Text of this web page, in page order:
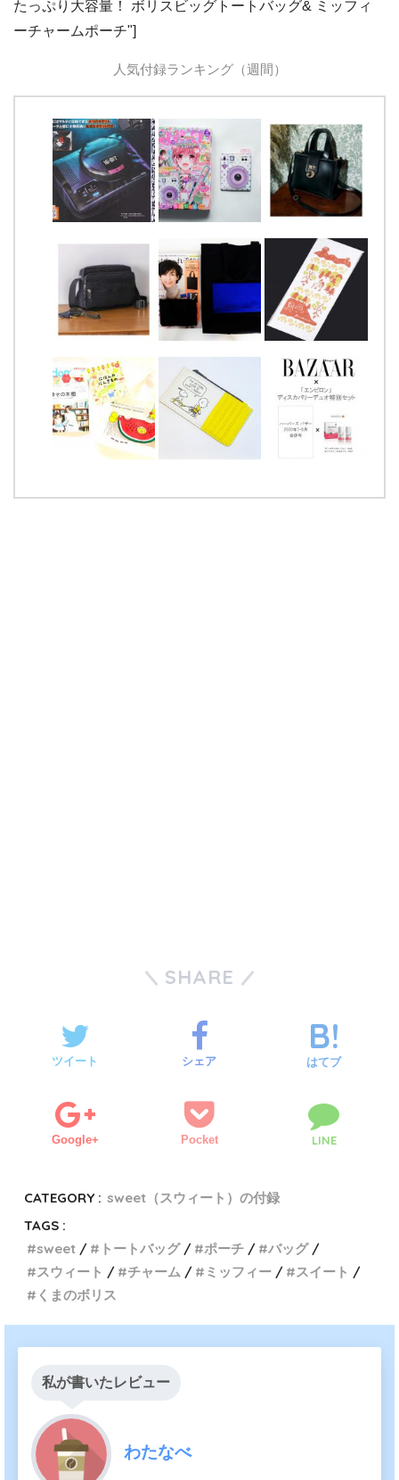
たっぷり大容量！ ボリスビッグトートバッグ& ミッフィ
ーチャームポーチ"]
人気付録ランキング（週間）
SHARE
ツイート シェア はてブ
Google+ Pocket LINE
CATEGORY : sweet（スウィート）の付録
TAGS :
sweet
トートバッグ ポーチ
バッグ
スウィート
チャーム ミッフィー
スイート
くまのボリス
私が書いたレビュー
わたなべ